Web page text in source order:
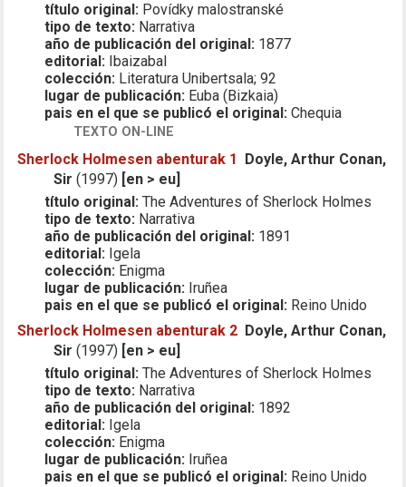
título original: Povídky malostranské
tipo de texto: Narrativa
año de publicación del original: 1877
editorial: Ibaizabal
colección: Literatura Unibertsala; 92
lugar de publicación: Euba (Bizkaia)
pais en el que se publicó el original: Chequia
TEXTO ON-LINE
Sherlock Holmesen abenturak 1
Doyle, Arthur Conan,
Sir (1997) [en > eu]
título original: The Adventures of Sherlock Holmes
tipo de texto: Narrativa
año de publicación del original: 1891
editorial: Igela
colección: Enigma
lugar de publicación: Iruñea
pais en el que se publicó el original: Reino Unido
Sherlock Holmesen abenturak 2 Doyle, Arthur Conan,
Sir (1997) [en > eu]
título original: The Adventures of Sherlock Holmes
tipo de texto: Narrativa
año de publicación del original: 1892
editorial: Igela
colección: Enigma
lugar de publicación: Iruñea
pais en el que se publicó el original: Reino Unido